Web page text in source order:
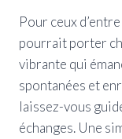
Pour ceux
pourrait porter
vibrante qui
spontanées et
laissez-vous
échanges. Une